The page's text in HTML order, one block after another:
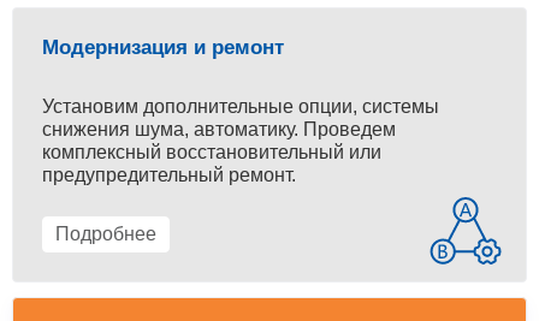
Модернизация и ремонт
Установим дополнительные опции, системы
снижения шума, автоматику. Проведем
комплексный восстановительный или
предупредительный ремонт.
Подробнее